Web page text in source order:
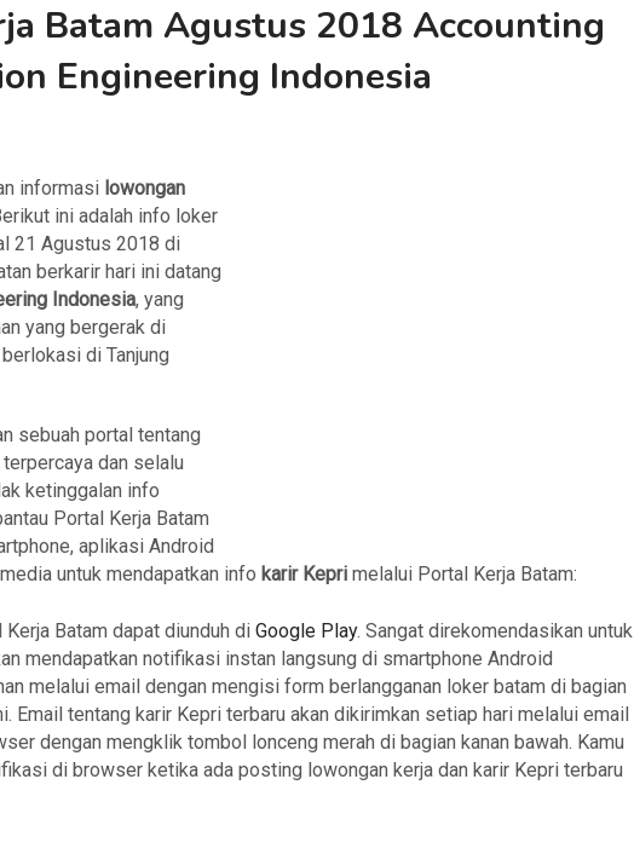
Batam Agustus 2018 Accounting
Engineering Indonesia
informasi lowongan
ini adalah info loker
21 Agustus 2018 di
berkarir hari ini datang
Indonesia, yang
yang bergerak di
di Tanjung
sebuah portal tentang
dan selalu
ketinggalan info
Portal Kerja Batam
aplikasi Android
untuk mendapatkan info karir Kepri melalui Portal Kerja Batam:
Batam dapat diunduh di Google Play. Sangat direkomendasikan untuk
mendapatkan notifikasi instan langsung di smartphone Android
melalui email dengan mengisi form berlangganan loker batam di bagian
Email tentang karir Kepri terbaru akan dikirimkan setiap hari melalui email
dengan mengklik tombol lonceng merah di bagian kanan bawah. Kamu
di browser ketika ada posting lowongan kerja dan karir Kepri terbaru